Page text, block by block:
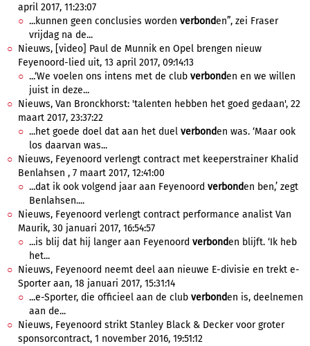
april 2017, 11:23:07
...kunnen geen conclusies worden verbonden”, zei Fraser
vrijdag na de...
Nieuws, [video] Paul de Munnik en Opel brengen nieuw
Feyenoord-lied uit, 13 april 2017, 09:14:13
...‘We voelen ons intens met de club verbonden en we willen
juist in deze...
Nieuws, Van Bronckhorst: 'talenten hebben het goed gedaan', 22
maart 2017, 23:37:22
...het goede doel dat aan het duel verbonden was. ‘Maar ook
los daarvan was...
Nieuws, Feyenoord verlengt contract met keeperstrainer Khalid
Benlahsen , 7 maart 2017, 12:41:00
...dat ik ook volgend jaar aan Feyenoord verbonden ben,’ zegt
Benlahsen....
Nieuws, Feyenoord verlengt contract performance analist Van
Maurik, 30 januari 2017, 16:54:57
...is blij dat hij langer aan Feyenoord verbonden blijft. ‘Ik heb
het...
Nieuws, Feyenoord neemt deel aan nieuwe E-divisie en trekt e-
Sporter aan, 18 januari 2017, 15:31:14
...e-Sporter, die officieel aan de club verbonden is, deelnemen
aan de...
Nieuws, Feyenoord strikt Stanley Black & Decker voor groter
sponsorcontract, 1 november 2016, 19:51:12